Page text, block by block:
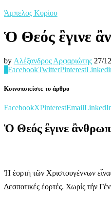
Άμπελος Κυρίου
Ὁ Θεός ἒγινε
by Αλέξανδρος Αρφαριώτης 27/
FacebookTwitterPinterest
Κοινοποιείστε το άρθρο
FacebookXPinterestEmail
Ὁ Θεός ἒγινε
Ἡ ἑορτή τῶν Χριστουγέννων
Δεσποτικές ἑορτές. Χωρίς τήν